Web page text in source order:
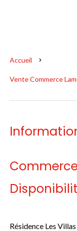
Accueil
Vente Commerce
Résidence Les